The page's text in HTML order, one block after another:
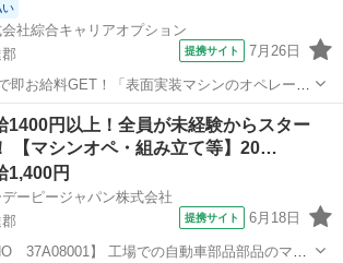
い
社綜合キャリアオプション
提携サイト 7月26日
即お給料GET！「表面実装マシンのオペレーシ
イ!】定時上がりで自分タイム♪プライベートも
手人材派遣会社で働
工場
1400円以上！全員が未経験からスター
【マシンオペ・組み立て等】20…
1,400円
デーピージャパン株式会社
提携サイト 6月18日
37A08001】 工場での自動車部品部品のマシ